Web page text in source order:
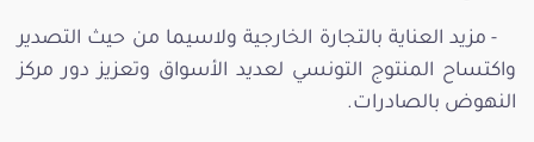
- مزيد العناية بالتجارة الخارجية ولاسيما من حيث التصدير
واكتساح المنتوج التونسي لعديد الأسواق وتعزيز دور مركز
النهوض بالصادرات.